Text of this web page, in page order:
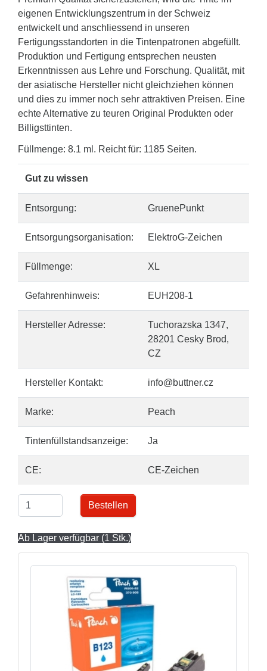
eigenen Entwicklungszentrum in der Schweiz
entwickelt und anschliessend in unseren
Fertigungsstandorten in die Tintenpatronen abgefüllt.
Produktion und Fertigung entsprechen neusten
Erkenntnissen aus Lehre und Forschung. Qualität, mit
der asiatische Hersteller nicht gleichziehen können
und dies zu immer noch sehr attraktiven Preisen. Eine
echte Alternative zu teuren Original Produkten oder
Billigsttinten.
Füllmenge: 8.1 ml. Reicht für: 1185 Seiten.
Gut zu wissen
Entsorgung: GruenePunkt
Entsorgungsorganisation: ElektroG-Zeichen
Füllmenge: XL
Gefahrenhinweis: EUH208-1
Hersteller Adresse:
Tuchorazska 1347,
28201 Cesky Brod,
CZ
Hersteller Kontakt: info@buttner.cz
Marke: Peach
Tintenfüllstandsanzeige: Ja
CE: CE-Zeichen
Bestellen
Ab Lager verfügbar (1 Stk.)